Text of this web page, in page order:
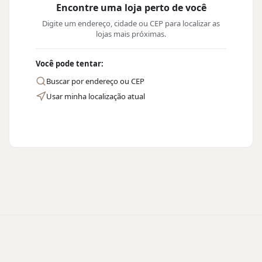
Encontre uma loja perto de você
Digite um endereço, cidade ou CEP para localizar as
lojas mais próximas.
Você pode tentar:
Buscar por endereço ou CEP
Usar minha localização atual